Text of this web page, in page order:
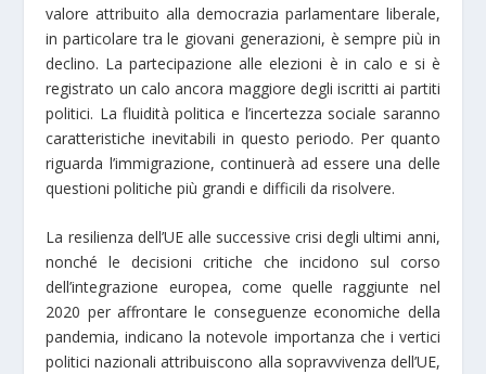
valore attribuito alla democrazia parlamentare liberale,
in particolare tra le giovani generazioni, è sempre più in
declino. La partecipazione alle elezioni è in calo e si è
registrato un calo ancora maggiore degli iscritti ai partiti
politici. La fluidità politica e l’incertezza sociale saranno
caratteristiche inevitabili in questo periodo. Per quanto
riguarda l’immigrazione, continuerà ad essere una delle
questioni politiche più grandi e difficili da risolvere.
La resilienza dell’UE alle successive crisi degli ultimi anni,
nonché le decisioni critiche che incidono sul corso
dell’integrazione europea, come quelle raggiunte nel
2020 per affrontare le conseguenze economiche della
pandemia, indicano la notevole importanza che i vertici
politici nazionali attribuiscono alla sopravvivenza dell’UE,